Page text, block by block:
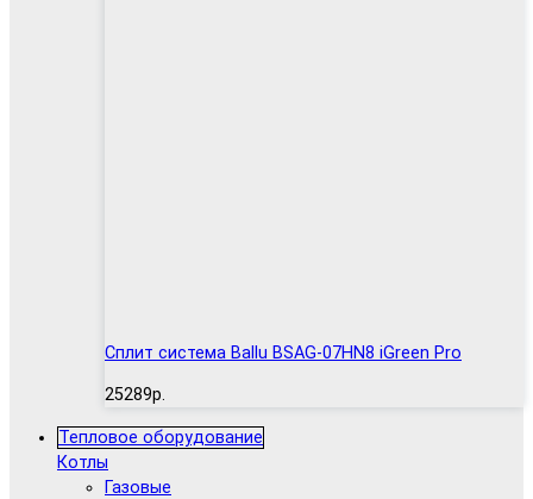
Сплит система Ballu BSAG-07HN8 iGreen Pro
25289р.
Тепловое оборудование
Котлы
Газовые